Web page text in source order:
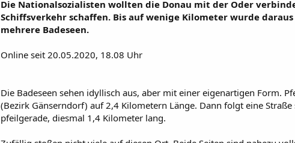
:
Die Nationalsozialisten wollten die Donau mit der Oder
Schiffsverkehr schaffen. Bis auf wenige Kilometer wurde
mehrere Badeseen.
Online seit 20.05.2020, 18.08 Uhr
Die Badeseen sehen idyllisch aus, aber mit einer eigenartigen Form.
(Bezirk Gänserndorf) auf 2,4 Kilometern Länge. Dann folgt eine
pfeilgerade, diesmal 1,4 Kilometer lang.